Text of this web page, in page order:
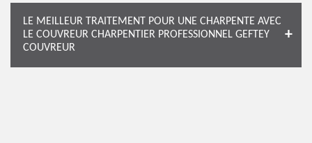
LE MEILLEUR TRAITEMENT POUR UNE CHARPENTE AVEC
LE COUVREUR CHARPENTIER PROFESSIONNEL GEFTEY
COUVREUR